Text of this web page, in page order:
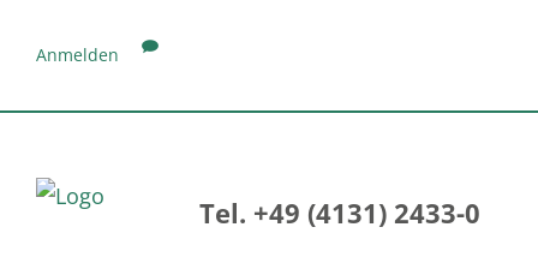
Anmelden
Tel. +49 (4131) 2433-0